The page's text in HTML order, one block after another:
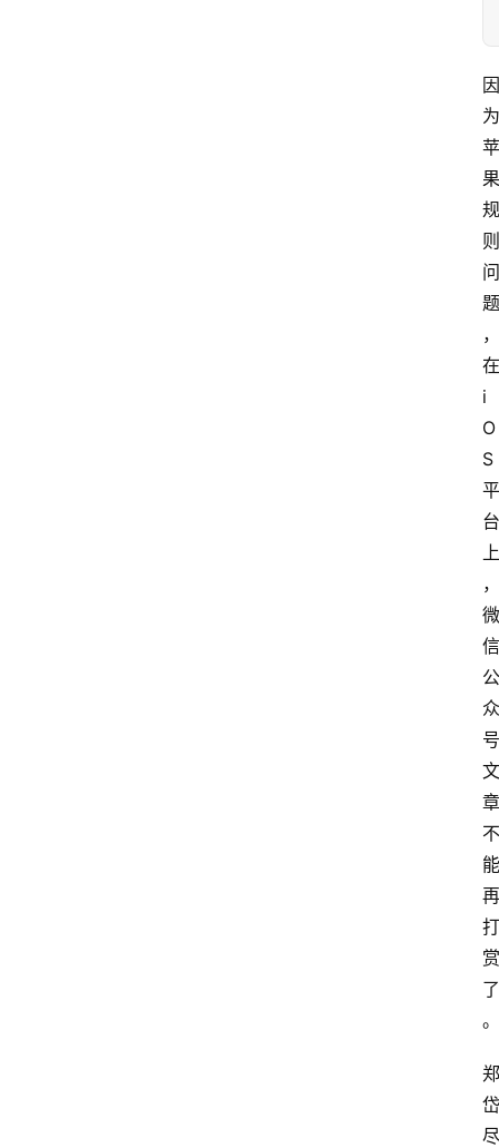
因
为
苹
果
规
则
问
题
，
在
i
O
S
平
台
上
，
微
信
公
众
号
文
章
不
能
再
打
赏
了
。
郑
岱
尽